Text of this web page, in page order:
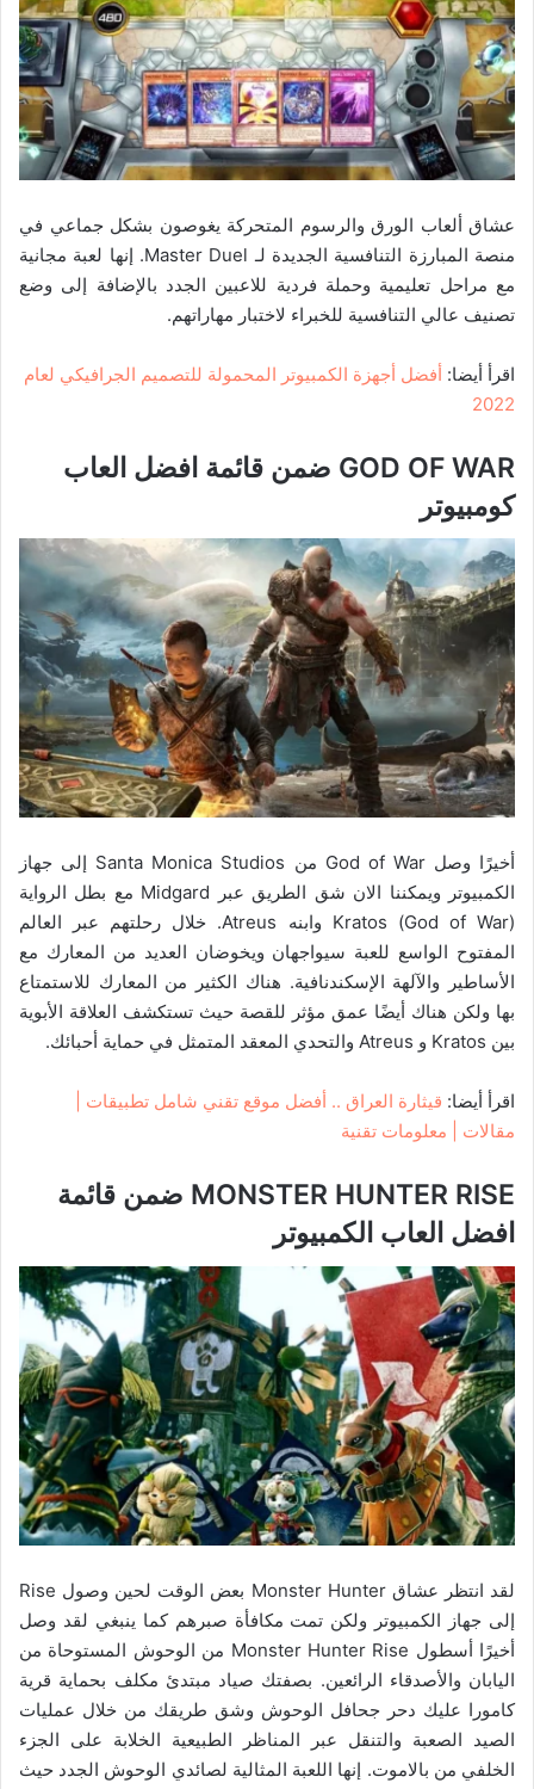
عشاق ألعاب الورق والرسوم المتحركة يغوصون بشكل جماعي في
منصة المبارزة التنافسية الجديدة لـ Master Duel. إنها لعبة مجانية
مع مراحل تعليمية وحملة فردية للاعبين الجدد بالإضافة إلى وضع
تصنيف عالي التنافسية للخبراء لاختبار مهاراتهم.
اقرأ أيضا: أفضل أجهزة الكمبيوتر المحمولة للتصميم الجرافيكي لعام
2022
GOD OF WAR ضمن قائمة افضل العاب
كومبيوتر
أخيرًا وصل God of War من Santa Monica Studios إلى جهاز
الكمبيوتر ويمكننا الان شق الطريق عبر Midgard مع بطل الرواية
(God of War) Kratos وابنه Atreus. خلال رحلتهم عبر العالم
المفتوح الواسع للعبة سيواجهان ويخوضان العديد من المعارك مع
الأساطير والآلهة الإسكندنافية. هناك الكثير من المعارك للاستمتاع
بها ولكن هناك أيضًا عمق مؤثر للقصة حيث تستكشف العلاقة الأبوية
بين Kratos و Atreus والتحدي المعقد المتمثل في حماية أحبائك.
اقرأ أيضا: قيثارة العراق .. أفضل موقع تقني شامل تطبيقات |
مقالات | معلومات تقنية
MONSTER HUNTER RISE ضمن قائمة
افضل العاب الكمبيوتر
لقد انتظر عشاق Monster Hunter بعض الوقت لحين وصول Rise
إلى جهاز الكمبيوتر ولكن تمت مكافأة صبرهم كما ينبغي لقد وصل
أخيرًا أسطول Monster Hunter Rise من الوحوش المستوحاة من
اليابان والأصدقاء الرائعين. بصفتك صياد مبتدئ مكلف بحماية قرية
كامورا عليك دحر جحافل الوحوش وشق طريقك من خلال عمليات
الصيد الصعبة والتنقل عبر المناظر الطبيعية الخلابة على الجزء
الخلفي من بالاموت. إنها اللعبة المثالية لصائدي الوحوش الجدد حيث